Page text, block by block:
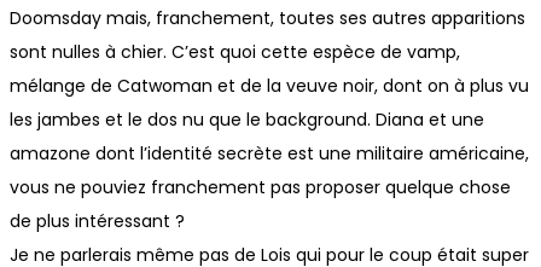
Doomsday mais, franchement, toutes ses autres apparitions
sont nulles à chier. C’est quoi cette espèce de vamp,
mélange de Catwoman et de la veuve noir, dont on à plus vu
les jambes et le dos nu que le background. Diana et une
amazone dont l’identité secrète est une militaire américaine,
vous ne pouviez franchement pas proposer quelque chose
de plus intéressant ?
Je ne parlerais même pas de Lois qui pour le coup était super